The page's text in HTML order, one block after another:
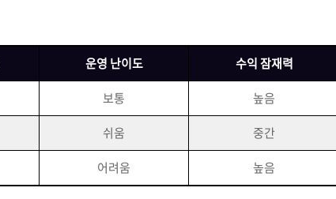
운영 난이도
수익 잠재력
보통
높음
쉬움
중간
어려움 높음